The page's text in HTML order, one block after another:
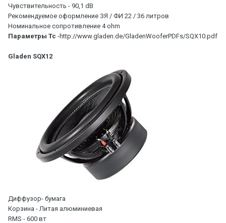
Чувствительность - 90,1 dB
Рекомендуемое оформление ЗЯ / ФИ 22 / 36 литров
Номинальное сопротивление 4 ohm
Параметры Тс -http://www.gladen.de/GladenWooferPDFs/SQX10.pdf
Gladen SQX12
Диффузор- бумага
Корзина - Литая алюминиевая
RMS - 600 вт